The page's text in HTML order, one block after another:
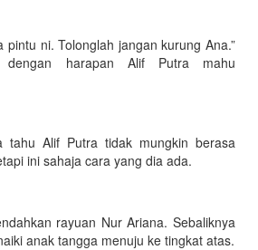
pintu ni. Tolonglah jangan kurung Ana.”
harapan Alif Putra mahu
tahu Alif Putra tidak mungkin berasa
ini sahaja cara yang dia ada.
rayuan Nur Ariana. Sebaliknya
anak tangga menuju ke tingkat atas.